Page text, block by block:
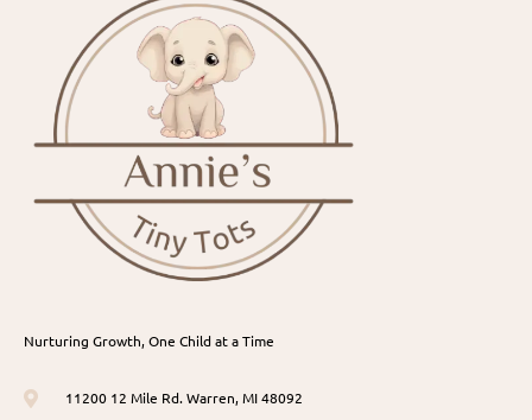
Nurturing Growth, One Child at a Time
11200 12 Mile Rd. Warren, MI 48092